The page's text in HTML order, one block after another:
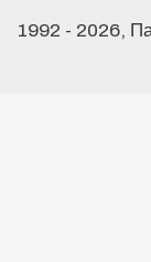
1992 - 2026,